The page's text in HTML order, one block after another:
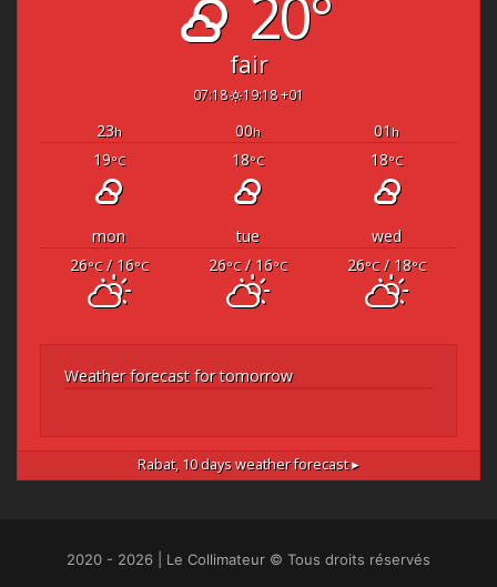
20°
fair
07:18 19:18 +01
23h 00h 01 h
19°C 18°C 18°C
mon tue
wed
26°C/ 16°C 26°C/ 16°C 26°C/ 18°C
Weather forecast for tomorrow
Rabat, 10 days weather forecast ▸
2020 - 2026 | Le Collimateur © Tous droits réservés